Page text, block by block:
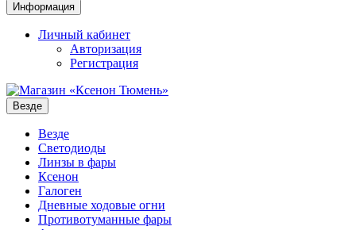
Информация
Личный кабинет
Авторизация
Регистрация
Везде
Везде
Светодиоды
Линзы в фары
Ксенон
Галоген
Дневные ходовые огни
Противотуманные фары